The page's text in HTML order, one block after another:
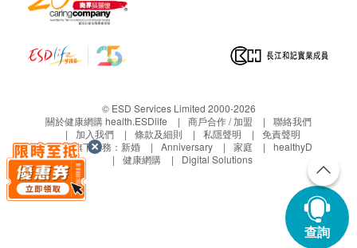
© ESD Services Limited 2000-2026
關於健康網購 health.ESDlife
商戶合作 / 加盟
聯絡我們
加入我們
條款及細則 私隱聲明
免責聲明
生活易旗下業務： 新婚 Anniversary 家庭
healthyD
健康網購
Digital Solutions
查詢